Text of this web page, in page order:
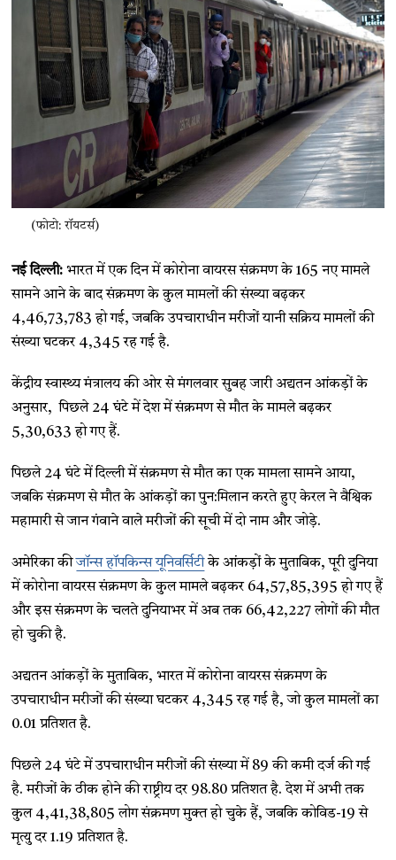
(फोटो: रॉयटर्स)
नई दिल्ली: भारत में एक दिन में कोरोना वायरस संक्रमण के 165 नए मामले
सामने आने के बाद संक्रमण के कुल मामलों की संख्या बढ़कर
4,46,73,783 हो गई, जबकि उपचाराधीन मरीजों यानी सक्रिय मामलों की
संख्या घटकर 4,345 रह गई है.
केंद्रीय स्वास्थ्य मंत्रालय की ओर से मंगलवार सुबह जारी अद्यतन आंकड़ों के
अनुसार, पिछले 24 घंटे में देश में संक्रमण से मौत के मामले बढ़कर
5,30,633 हो गए हैं.
पिछले 24 घंटे में दिल्ली में संक्रमण से मौत का एक मामला सामने आया,
जबकि संक्रमण से मौत के आंकड़ों का पुन:मिलान करते हुए केरल ने वैश्विक
महामारी से जान गंवाने वाले मरीजों की सूची में दो नाम और जोड़े.
अमेरिका कीजॉन्स हॉपकिन्स यूनिवर्सिटीके आंकड़ों के मुताबिक, पूरी दुनिया
में कोरोना वायरस संक्रमण के कुल मामले बढ़कर 64,57,85,395 हो गए हैं
और इस संक्रमण के चलते दुनियाभर में अब तक 66,42,227 लोगों की मौत
हो चुकी है.
अद्यतन आंकड़ों के मुताबिक, भारत में कोरोना वायरस संक्रमण के
उपचाराधीन मरीजों की संख्या घटकर 4,345 रह गई है, जो कुल मामलों का
0.01 प्रतिशत है.
पिछले 24 घंटे में उपचाराधीन मरीजों की संख्या में 89 की कमी दर्ज की गई
है. मरीजों के ठीक होने की राष्ट्रीय दर 98.80 प्रतिशत है. देश में अभी तक
कुल 4,41,38,805 लोग संक्रमण मुक्त हो चुके हैं, जबकि कोविड-19 से
मृत्यु दर 1.19 प्रतिशत है.